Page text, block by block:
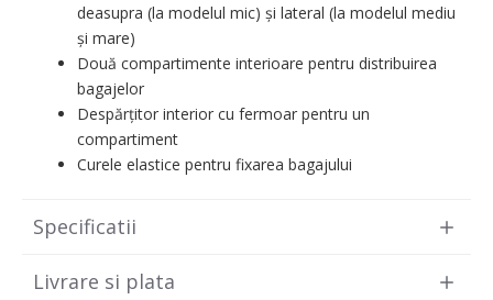
deasupra (la modelul mic) și lateral (la modelul mediu
și mare)
Două compartimente interioare pentru distribuirea
bagajelor
Despărțitor interior cu fermoar pentru un
compartiment
Curele elastice pentru fixarea bagajului
Specificatii
Livrare si plata